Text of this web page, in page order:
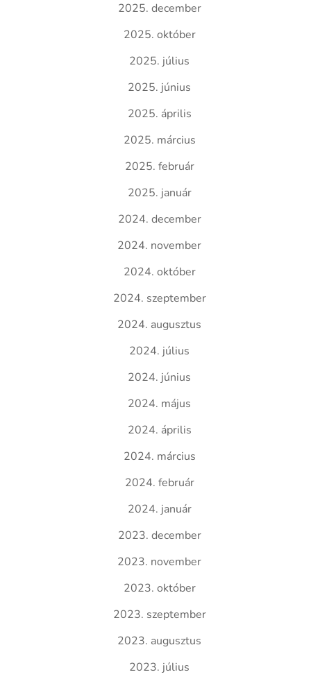
2025. december
2025. október
2025. július
2025. június
2025. április
2025. március
2025. február
2025. január
2024. december
2024. november
2024. október
2024. szeptember
2024. augusztus
2024. július
2024. június
2024. május
2024. április
2024. március
2024. február
2024. január
2023. december
2023. november
2023. október
2023. szeptember
2023. augusztus
2023. július